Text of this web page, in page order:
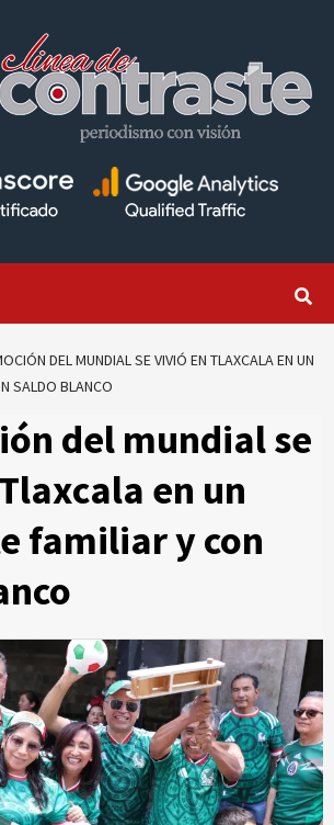
DEL MUNDIAL SE VIVIÓ EN TLAXCALA EN UN
SALDO BLANCO
del mundial se
en un
familiar y con